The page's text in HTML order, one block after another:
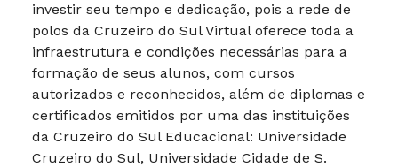
investir seu tempo e dedicação, pois a rede de
polos da Cruzeiro do Sul Virtual oferece toda a
infraestrutura e condições necessárias para a
formação de seus alunos, com cursos
autorizados e reconhecidos, além de diplomas e
certificados emitidos por uma das instituições
da Cruzeiro do Sul Educacional: Universidade
Cruzeiro do Sul, Universidade Cidade de S.